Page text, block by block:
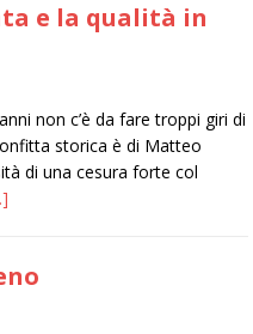
e la qualità in
non c’è da fare troppi giri di
storica è di Matteo
di una cesura forte col